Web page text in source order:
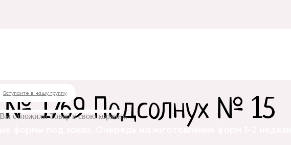
Вступайте в нашу группу
Вы отложилиТоварв свою корзину.
формы под заказ. Очередь на изготовление форм 1-2 недели!!
1769 Подсолнух № 15